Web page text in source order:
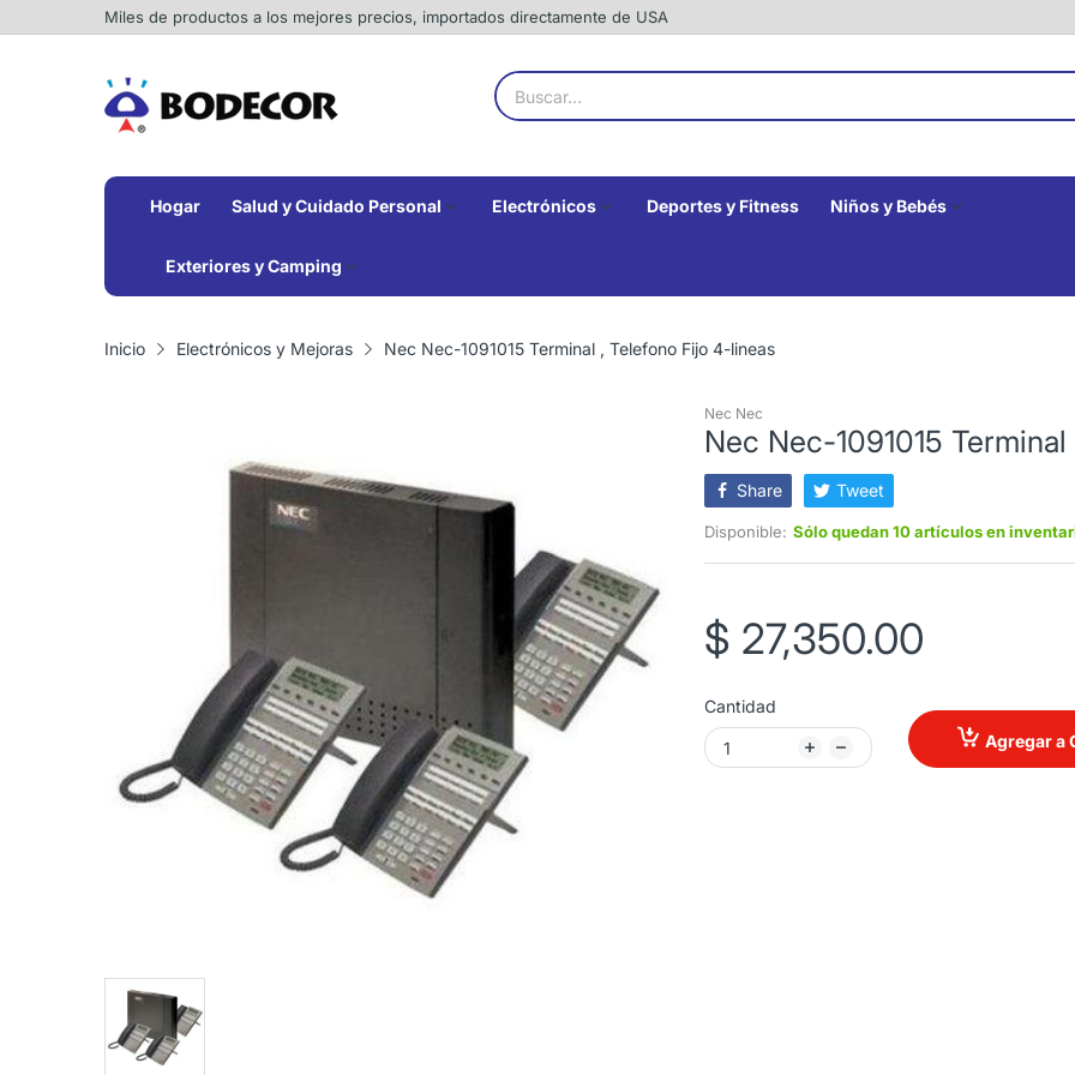
Miles de productos a los mejores precios, importados directamente de USA
Hogar Salud y Cuidado Personal Electrónicos Deportes y Fitness Niños y Bebés
Exteriores y Camping
Inicio Electrónicos y Mejoras Nec Nec-1091015 Terminal , Telefono Fijo 4-lineas
Nec Nec
Nec Nec-1091015
Share Tweet
Disponible: Sólo quedan 10 artículos en
$ 27,350.00
Cantidad
Agregar a